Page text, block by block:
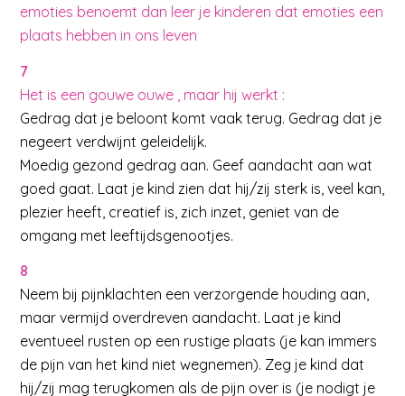
emoties benoemt dan leer je kinderen dat emoties een
plaats hebben in ons leven
7
Het is een gouwe ouwe , maar hij werkt :
Gedrag dat je beloont komt vaak terug. Gedrag dat je
negeert verdwijnt geleidelijk.
Moedig gezond gedrag aan. Geef aandacht aan wat
goed gaat. Laat je kind zien dat hij/zij sterk is, veel kan,
plezier heeft, creatief is, zich inzet, geniet van de
omgang met leeftijdsgenootjes.
8
Neem bij pijnklachten een verzorgende houding aan,
maar vermijd overdreven aandacht. Laat je kind
eventueel rusten op een rustige plaats (je kan immers
de pijn van het kind niet wegnemen). Zeg je kind dat
hij/zij mag terugkomen als de pijn over is (je nodigt je